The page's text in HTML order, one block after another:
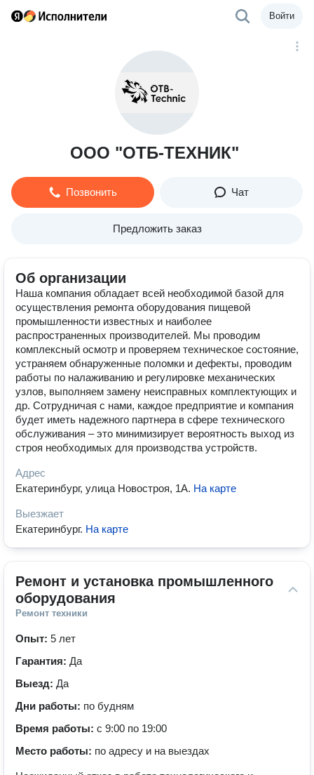
Войти
ООО "ОТБ-ТЕХНИК"
Позвонить Чат
Предложить заказ
Об организации
Наша компания обладает всей необходимой базой для
осуществления ремонта оборудования пищевой
промышленности известных и наиболее
распространенных производителей. Мы проводим
комплексный осмотр и проверяем техническое состояние,
устраняем обнаруженные поломки и дефекты, проводим
работы по налаживанию и регулировке механических
узлов, выполняем замену неисправных комплектующих и
др. Сотрудничая с нами, каждое предприятие и компания
будет иметь надежного партнера в сфере технического
обслуживания – это минимизирует вероятность выход из
строя необходимых для производства устройств.
Адрес
Екатеринбург, улица Новостроя, 1А. На карте
Выезжает
Екатеринбург. На карте
Ремонт и установка промышленного
оборудования
Ремонт техники
Опыт: 5 лет
Гарантия: Да
Выезд: Да
Дни работы: по будням
Время работы: с 9:00 по 19:00
Место работы: по адресу и на выездах